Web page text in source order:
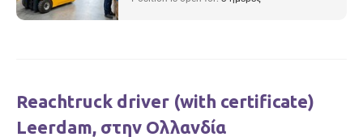
Reachtruck driver (with certificate)
Leerdam, στην Ολλανδία